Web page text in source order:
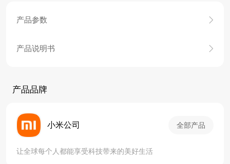
产品参数
产品说明书
产品品牌
小米公司 全部产品
让全球每个人都能享受科技带来的美好生活